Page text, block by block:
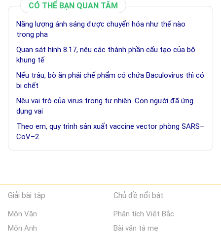
CÓ THỂ BẠN QUAN TÂM
Năng lượng ánh sáng được chuyển hóa như thế nào
trong pha
Quan sát hình 8.17, nêu các thành phần cấu tạo của bộ
khung tế
Nếu trâu, bò ăn phải chế phẩm có chứa Baculovirus thì có
bị chết
Nêu vai trò của virus trong tự nhiên. Con người đã ứng
dụng vai
Theo em, quy trình sản xuất vaccine vector phòng SARS–
CoV–2
Giải bài tập
Môn Văn
Môn Anh
Chủ đề nổi bật
Phân tích Việt Bắc
Bài văn tả mẹ